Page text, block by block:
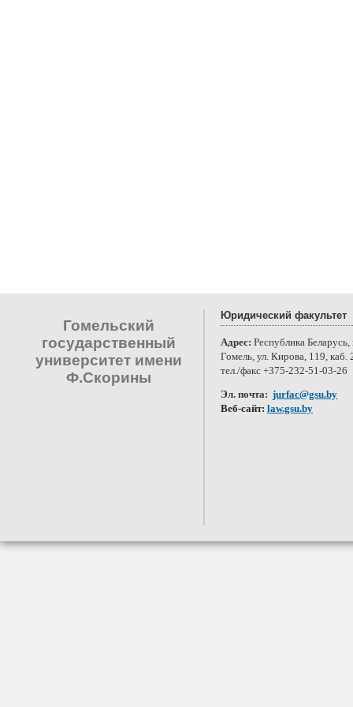
Гомельский
государственный
университет имени
Ф.Скорины
Юридический факультет
Адрес: Республика Беларусь,
Гомель, ул. Кирова, 119, каб.
тел./факс +375-232-51-03-26
Эл. почта: jurfac@gsu.by
Веб-сайт: law.gsu.by